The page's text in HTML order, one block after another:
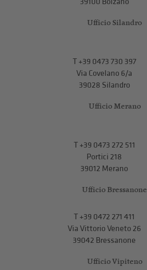
Ufficio Silandro
T+39 0473 730 397
Via Covelano 6/a
39028 Silandro
Ufficio Merano
T+39 0473 272 511
Portici 218
39012 Merano
Ufficio Bressanone
T +39 0472 271 411
Via Vittorio Veneto 26
39042 Bressanone
Ufficio Vipiteno